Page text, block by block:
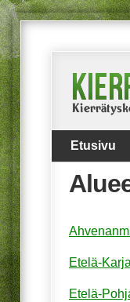
Etusivu
Etelä-
Etelä-